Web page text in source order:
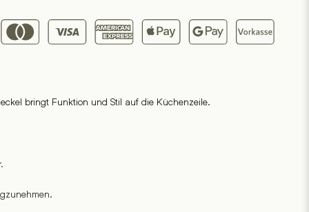
bringt Funktion und Stil auf die Küchenzeile.